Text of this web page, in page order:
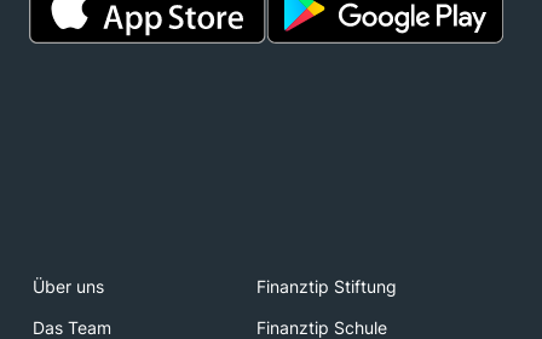
Über uns
Finanztip Stiftung
Das Team
Finanztip Schule